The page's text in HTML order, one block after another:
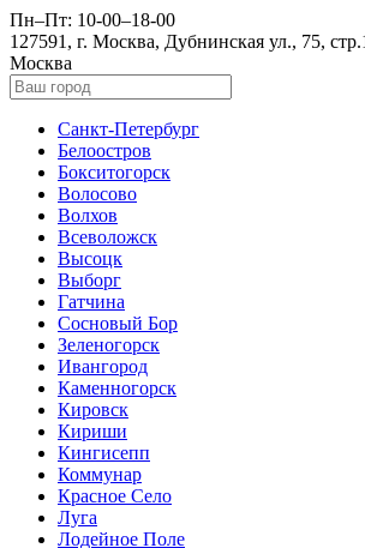
Пн–Пт: 10-00–18-00
127591, г. Москва, Дубнинская ул., 75,
Москва
Санкт-Петербург
Белоостров
Бокситогорск
Волосово
Волхов
Всеволожск
Высоцк
Выборг
Гатчина
Сосновый Бор
Зеленогорск
Ивангород
Каменногорск
Кировск
Кириши
Кингисепп
Коммунар
Красное Село
Луга
Лодейное Поле